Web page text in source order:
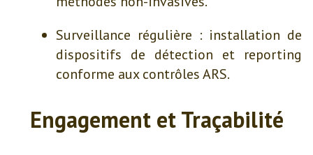
Surveillance régulière : installation de
dispositifs de détection et reporting
conforme aux contrôles ARS.
Engagement et Traçabilité